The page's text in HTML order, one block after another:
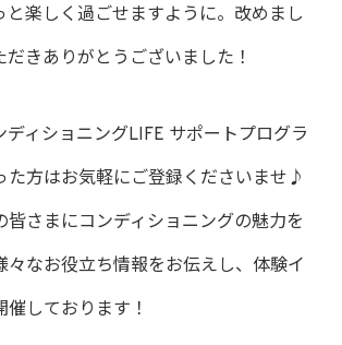
と楽しく過ごせますように。改めまし
だきありがとうございました！
ディショニングLIFE サポートプログラ
た方はお気軽にご登録くださいませ♪
皆さまにコンディショニングの魅力を
々なお役立ち情報をお伝えし、体験イ
しております！